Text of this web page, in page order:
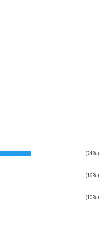
(74%)
(16%)
(10%)